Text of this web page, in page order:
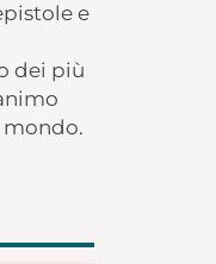
e
dei più
mondo.